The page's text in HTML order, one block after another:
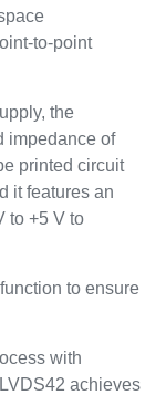
to-point
the
impedance of
printed circuit
it features an
to +5 V to
to ensure
with
achieves